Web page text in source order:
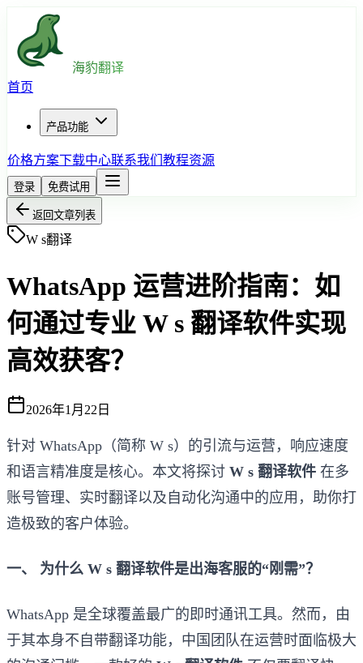
海豹翻译
首页
产品功能
价格方案下载中心联系我们 教程资源
登录 免费试用
返回文章列表
W s翻译
WhatsApp 运营进阶指南：如
何通过专业 W s 翻译软件实现
高效获客？
2026年1月22日
针对 WhatsApp（简称 W s）的引流与运营，响应速度
和语言精准度是核心。本文将探讨 W s 翻译软件 在多
账号管理、实时翻译以及自动化沟通中的应用，助你打
造极致的客户体验。
一、 为什么 W s 翻译软件是出海客服的“刚需”？
WhatsApp 是全球覆盖最广的即时通讯工具。然而，由
于其本身不自带翻译功能，中国团队在运营时面临极大